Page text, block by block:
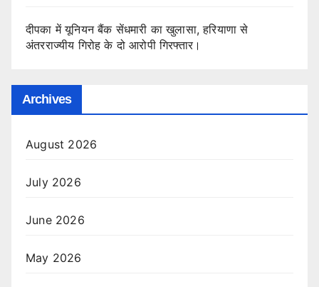
दीपका में यूनियन बैंक सेंधमारी का खुलासा, हरियाणा से
अंतरराज्यीय गिरोह के दो आरोपी गिरफ्तार।
Archives
August 2026
July 2026
June 2026
May 2026